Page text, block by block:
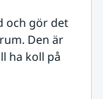
och gör det
Den är
ha koll på